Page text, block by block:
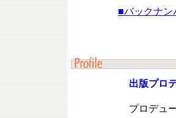
■バックナ
出版プロ
プロデュ